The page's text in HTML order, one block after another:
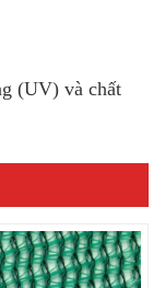
(UV) và chất